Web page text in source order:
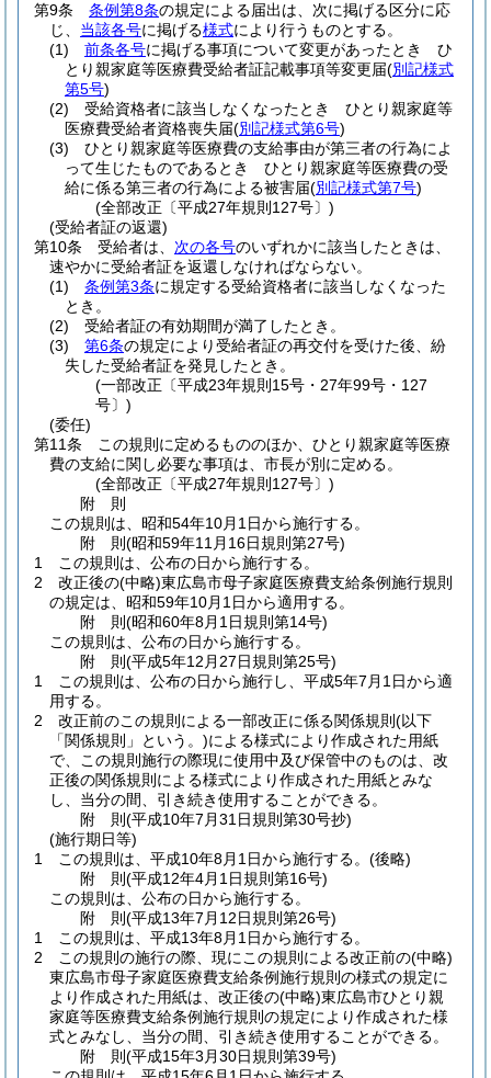
第9条
条例第8条の規定による届出は、次に掲げる区分に応
じ、 当該各号に掲げる様式により行うものとする。
(1)
前条各号に掲げる事項について変更があったとき ひ
とり親家庭等医療費受給者証記載事項等変更届(別記様式
第5号)
(2)
受給資格者に該当しなくなったとき ひとり親家庭等
医療費受給者資格喪失届(別記様式第6号)
(3)
ひとり親家庭等医療費の支給事由が第三者の行為によ
って生じたものであるとき ひとり親家庭等医療費の受
給に係る第三者の行為による被害届(別記様式第7号)
(全部改正〔平成27年規則127号〕)
(受給者証の返還)
第10条
受給者は、 次の各号のいずれかに該当したときは、
速やかに受給者証を返還しなければならない。
(1)
条例第3条に規定する受給資格者に該当しなくなった
とき。
(2)
受給者証の有効期間が満了したとき。
(3)
第6条の規定により受給者証の再交付を受けた後、紛
失した受給者証を発見したとき。
(一部改正〔平成23年規則15号・27年99号・127
号〕)
(委任)
第11条
この規則に定めるもののほか、ひとり親家庭等医療
費の支給に関し必要な事項は、市長が別に定める。
(全部改正〔平成27年規則127号〕)
附 則
この規則は、昭和54年10月1日から施行する。
附 則(昭和59年11月16日規則第27号)
1
この規則は、公布の日から施行する。
2
改正後の(中略)東広島市母子家庭医療費支給条例施行規則
の規定は、昭和59年10月1日から適用する。
附 則(昭和60年8月1日規則第14号)
この規則は、公布の日から施行する。
附 則(平成5年12月27日規則第25号)
1
この規則は、公布の日から施行し、平成5年7月1日から適
用する。
2
改正前のこの規則による一部改正に係る関係規則 (以下
「関係規則」という。)による様式により作成された用紙
で、この規則施行の際現に使用中及び保管中のものは、改
正後の関係規則による様式により作成された用紙とみな
し、当分の間、引き続き使用することができる。
附 則(平成10年7月31日規則第30号抄)
(施行期日等)
1
この規則は、平成10年8月1日から施行する。 (後略)
附 則(平成12年4月1日規則第16号)
この規則は、公布の日から施行する。
附 則(平成13年7月12日規則第26号)
1
この規則は、平成13年8月1日から施行する。
2
この規則の施行の際、現にこの規則による改正前の(中略)
東広島市母子家庭医療費支給条例施行規則の様式の規定に
より作成された用紙は、改正後の(中略)東広島市ひとり親
家庭等医療費支給条例施行規則の規定により作成された様
式とみなし、当分の間、引き続き使用することができる。
附 則(平成15年3月30日規則第39号)